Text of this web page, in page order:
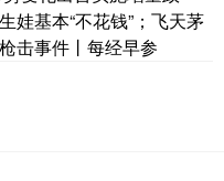
娃基本“不花钱”；飞天茅
击事件丨每经早参